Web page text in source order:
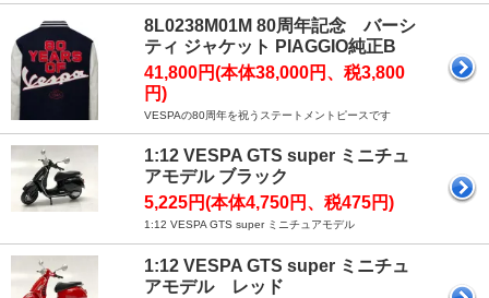
8L0238M01M 80周年記念 バーシ
ティ ジャケット PIAGGIO純正B
41,800円(本体38,000円、税3,800
円)
VESPAの80周年を祝うステートメントピースです
1:12 VESPA GTS super ミニチュ
アモデル ブラック
5,225円(本体4,750円、税475円)
1:12 VESPA GTS super ミニチュアモデル
1:12 VESPA GTS super ミニチュ
アモデル レッド